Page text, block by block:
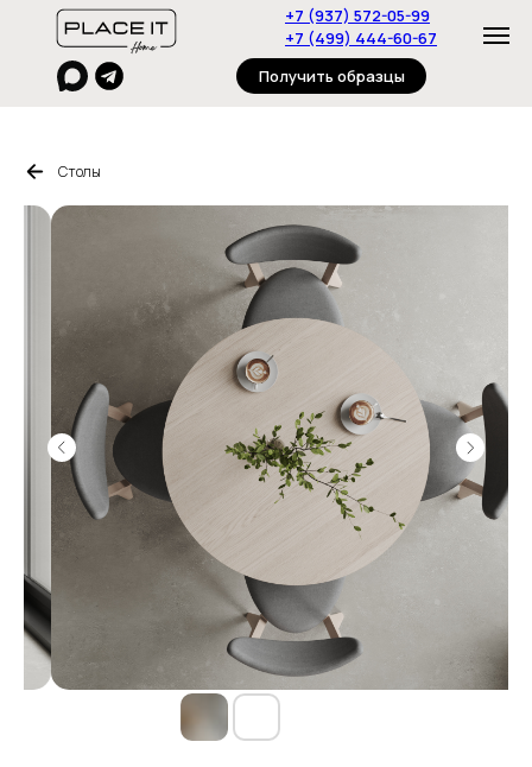
Контакты
+7 (499) 444-60-67
+7 (937) 572-05-99
Журнальные столики
Полки Стеллажи
Получить образцы
Столы